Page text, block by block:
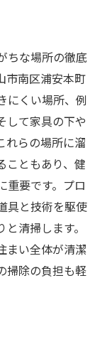
ト
ック
のハウスク
ちな場所の徹底
市南区浦安本町
にくい場所、例
して家具の下や
れらの場所に溜
こともあり、健
重要です。プロ
具と技術を駆使
清掃します。
まい全体が清潔
掃除の負担も軽